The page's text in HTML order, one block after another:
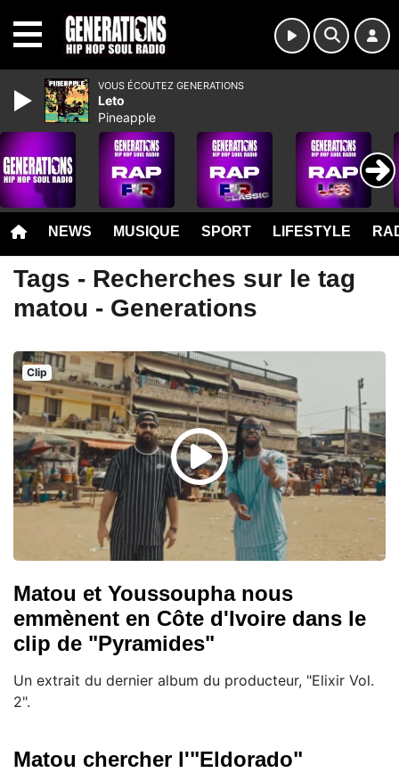
NEWS MUSIQUE SPORT LIFESTYLE
Tags - Recherches sur le tag
matou - Generations
Clip
Matou et Youssoupha nous
emmènent en Côte d'Ivoire dans le
clip de "Pyramides"
Un extrait du dernier album du producteur, "Elixir Vol.
2".
Matou chercher l'"Eldorado"
VOUS ÉCOUTEZ GENERATIONS
Leto
Pineapple